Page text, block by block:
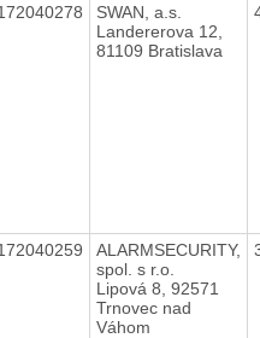
SWAN, a.s.
Landererova 12,
81109 Bratislava
ALARMSECURITY,
spol. s r.o.
Lipová 8, 92571
Trnovec nad
Váhom